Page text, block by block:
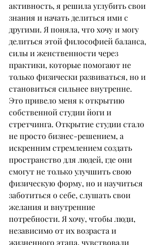
активность, я решила углубить свои
знания и начать делиться ими с
другими. Я поняла, что хочу и могу
делиться этой философией баланса,
силы и женственности через
практики, которые помогают не
только физически развиваться, но и
становиться сильнее внутренне.
Это привело меня к открытию
собственной студии йоги и
стретчинга. Открытие студии стало
не просто бизнес-решением, а
искренним стремлением создать
пространство для людей, где они
смогут не только улучшить свою
физическую форму, но и научиться
заботиться о себе, слушать свои
желания и внутренние
потребности. Я хочу, чтобы люди,
независимо от их возраста и
жизненного этапа, чувствовали